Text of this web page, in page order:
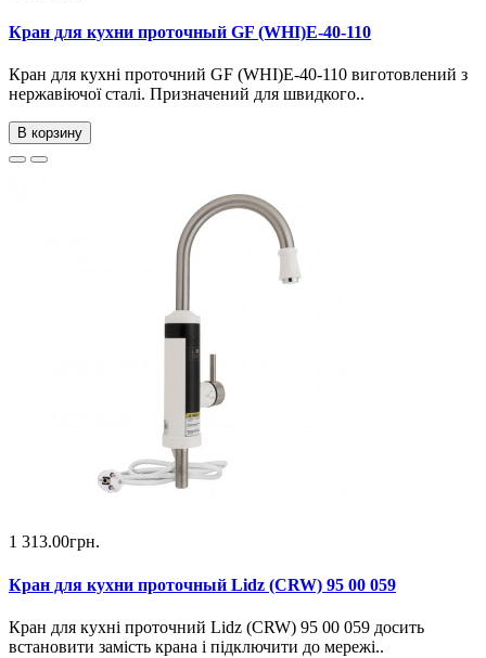
Кран для кухни проточный GF (WHI)E-40-110
Кран для кухні проточний GF (WHI)E-40-110 виготовлений з
нержавіючої сталі. Призначений для швидкого..
В корзину
1 313.00грн.
Кран для кухни проточный Lidz (CRW) 95 00 059
Кран для кухні проточний Lidz (CRW) 95 00 059 досить
встановити замість крана і підключити до мережі..